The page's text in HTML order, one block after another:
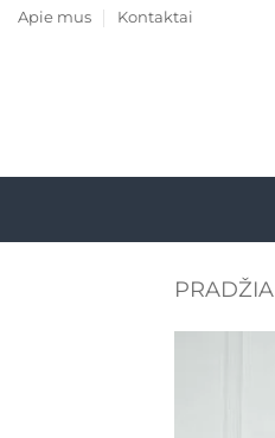
SkipApie mus Kontaktai
PRADŽIA